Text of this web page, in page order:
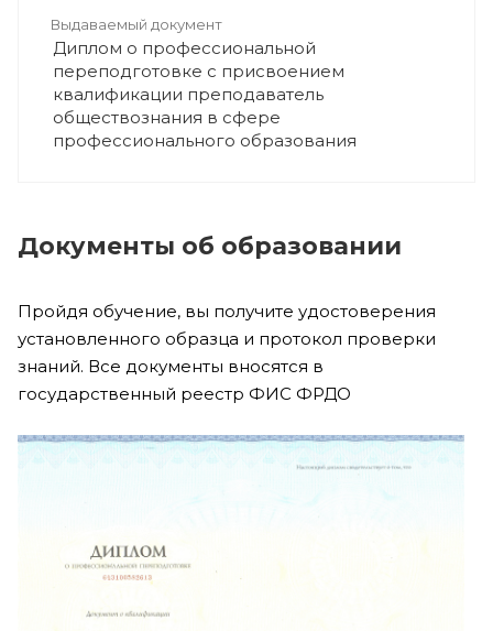
Выдаваемый документ
Диплом о профессиональной
переподготовке с присвоением
квалификации преподаватель
обществознания в сфере
профессионального образования
Документы об образовании
Пройдя обучение, вы получите удостоверения
установленного образца и протокол проверки
знаний. Все документы вносятся в
государственный реестр ФИС ФРДО